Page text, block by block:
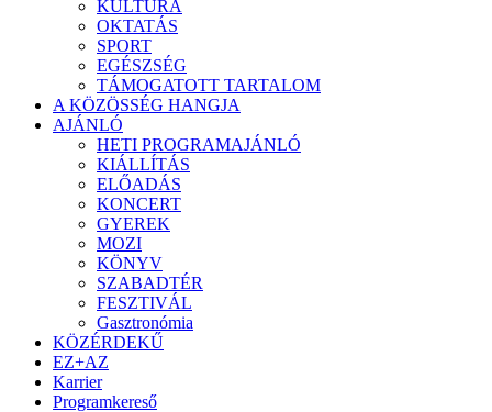
KULTÚRA
OKTATÁS
SPORT
EGÉSZSÉG
TÁMOGATOTT TARTALOM
A KÖZÖSSÉG HANGJA
AJÁNLÓ
HETI PROGRAMAJÁNLÓ
KIÁLLÍTÁS
ELŐADÁS
KONCERT
GYEREK
MOZI
KÖNYV
SZABADTÉR
FESZTIVÁL
Gasztronómia
KÖZÉRDEKŰ
EZ+AZ
Karrier
Programkereső